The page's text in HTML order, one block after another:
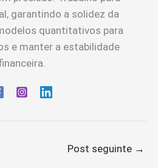
garantindo a solidez da
quantitativos para
e manter a estabilidade
Post seguinte →